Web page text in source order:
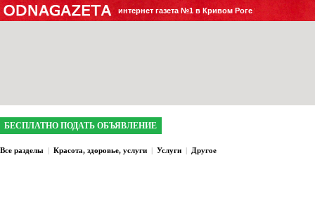
интернет газета №1 в Кривом Роге
БЕСПЛАТНО ПОДАТЬ ОБЪЯВЛЕНИЕ
Все разделы | Красота, здоровье, услуги | Услуги | Другое